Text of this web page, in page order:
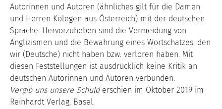
Autorinnen und Autoren (ähnliches gilt für die Damen
und Herren Kolegen aus Österreich) mit der deutschen
Sprache. Hervorzuheben sind die Vermeidung von
Anglizismen und die Bewahrung eines Wortschatzes, den
wir (Deutsche) nicht haben bzw. verloren haben. Mit
diesen Feststellungen ist ausdrücklich keine Kritik an
deutschen Autorinnen und Autoren verbunden.
Vergib uns unsere Schulderschien im Oktober 2019 im
Reinhardt Verlag, Basel.